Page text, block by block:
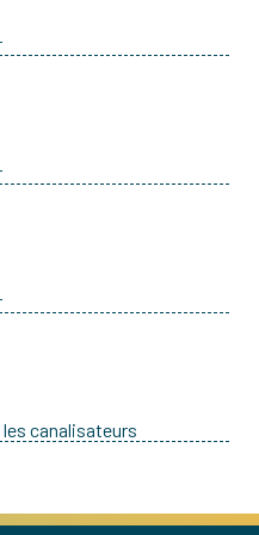
canalisateurs